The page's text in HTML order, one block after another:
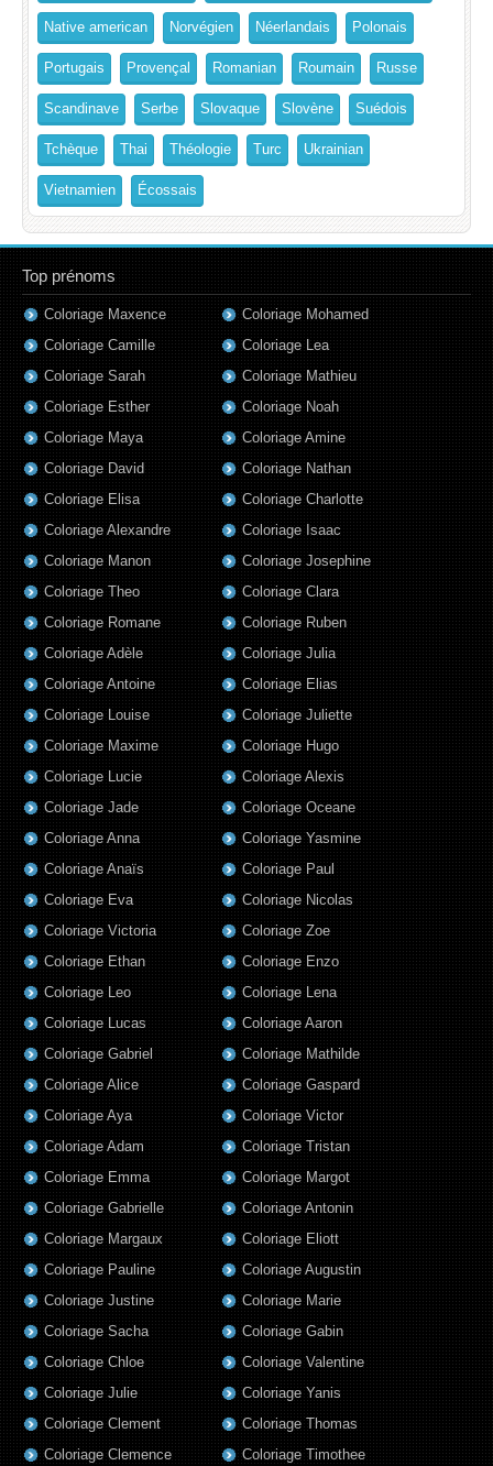
Native american Norvégien Néerlandais Polonais
Portugais Provençal Romanian Roumain Russe
Scandinave Serbe Slovaque Slovène Suédois
Tchèque Thai Théologie Turc Ukrainian
Vietnamien Écossais
Top prénoms
Coloriage Maxence
Coloriage Camille
Coloriage Sarah
Coloriage Esther
Coloriage Maya
Coloriage David
Coloriage Elisa
Coloriage Alexandre
Coloriage Manon
Coloriage Theo
Coloriage Romane
Coloriage Adèle
Coloriage Antoine
Coloriage Louise
Coloriage Maxime
Coloriage Lucie
Coloriage Jade
Coloriage Anna
Coloriage Anaïs
Coloriage Eva
Coloriage Victoria
Coloriage Ethan
Coloriage Leo
Coloriage Lucas
Coloriage Gabriel
Coloriage Alice
Coloriage Aya
Coloriage Adam
Coloriage Emma
Coloriage Gabrielle
Coloriage Mohamed
Coloriage Lea
Coloriage Mathieu
Coloriage Noah
Coloriage Amine
Coloriage Nathan
Coloriage Charlotte
Coloriage Isaac
Coloriage Josephine
Coloriage Clara
Coloriage Ruben
Coloriage Julia
Coloriage Elias
Coloriage Juliette
Coloriage Hugo
Coloriage Alexis
Coloriage Oceane
Coloriage Yasmine
Coloriage Paul
Coloriage Nicolas
Coloriage Zoe
Coloriage Enzo
Coloriage Lena
Coloriage Aaron
Coloriage Mathilde
Coloriage Gaspard
Coloriage Victor
Coloriage Tristan
Coloriage Margot
Coloriage Antonin
Coloriage Margaux
Coloriage Pauline
Coloriage Justine
Coloriage Sacha
Coloriage Chloe
Coloriage Julie
Coloriage Clement
Coloriage Clemence
Coloriage Eliott
Coloriage Augustin
Coloriage Marie
Coloriage Gabin
Coloriage Valentine
Coloriage Yanis
Coloriage Thomas
Coloriage Timothee